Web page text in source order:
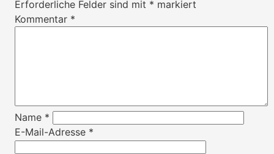
Erforderliche Felder sind mit * markiert
Kommentar *
Name *
E-Mail-Adresse *